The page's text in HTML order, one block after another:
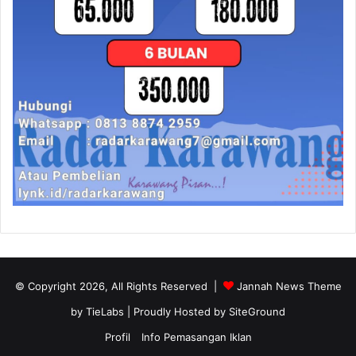
© Copyright 2026, All Rights Reserved |
Jannah News Theme
by TieLabs | Proudly Hosted by SiteGround
Profil
Info Pemasangan Iklan